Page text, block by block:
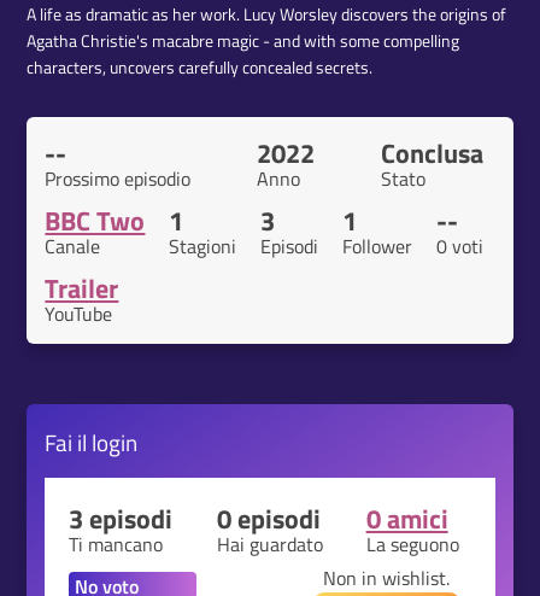
A life as dramatic as her work. Lucy Worsley discovers the origins of
Agatha Christie's macabre magic - and with some compelling
characters, uncovers carefully concealed secrets.
--
Prossimo episodio
2022
Anno
Conclusa
Stato
BBC Two
Canale
1
Stagioni
3
Episodi
1
Follower
--
0 voti
Trailer
YouTube
Fai il login
3 episodi
Ti mancano
0 episodi
Hai guardato
0 amici
La seguono
Non in wishlist.